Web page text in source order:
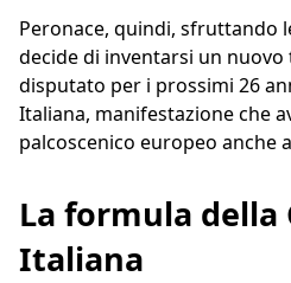
Peronace, quindi, sfruttando
decide di inventarsi un
disputato per i prossimi 26
Italiana, manifestazione che
palcoscenico europeo anche
La formula della
Italiana